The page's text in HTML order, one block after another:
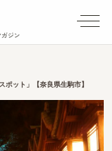
ジン
ポット」【奈良県生駒市】